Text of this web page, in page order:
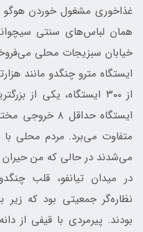
غذاخوری مشغول خوردن هوگو
همان لباس‌های سنتی
خیابان سبزیجات محلی
از ۳۰۰ ایستگاه، یکی
ایستگاه
متفاوت می‌برد. مردم محلی با
می‌شدند در حالی که من حیران
در میدان تیانفو، قلب
نظاره‌گر جمعیتی بود که
بودند. پیرمردی با قیفی از